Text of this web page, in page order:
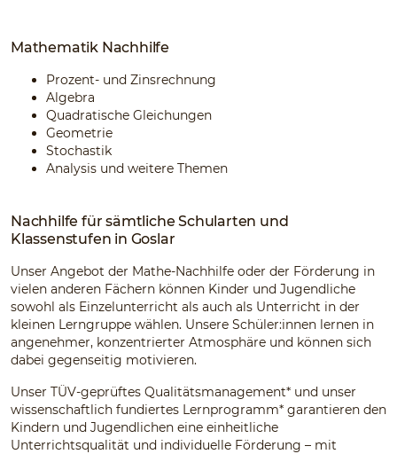
Mathematik Nachhilfe
Prozent- und Zinsrechnung
Algebra
Quadratische Gleichungen
Geometrie
Stochastik
Analysis und weitere Themen
Nachhilfe für sämtliche Schularten und
Klassenstufen in Goslar
Unser Angebot der Mathe-Nachhilfe oder der Förderung in
vielen anderen Fächern können Kinder und Jugendliche
sowohl als Einzelunterricht als auch als Unterricht in der
kleinen Lerngruppe wählen. Unsere Schüler:innen lernen in
angenehmer, konzentrierter Atmosphäre und können sich
dabei gegenseitig motivieren.
Unser TÜV-geprüftes Qualitätsmanagement* und unser
wissenschaftlich fundiertes Lernprogramm* garantieren den
Kindern und Jugendlichen eine einheitliche
Unterrichtsqualität und individuelle Förderung – mit